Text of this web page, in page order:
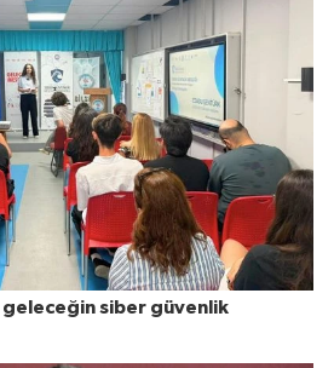
siber güvenlik